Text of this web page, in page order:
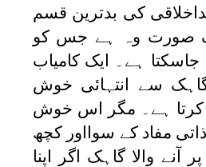
کی بدترین قسم
صورت وہ ہے جس کو
جاسکتا ہے۔ ایک کامیاب
گاہک سے انتہائی خوش
کرتا ہے۔ مگر اس خوش
مفاد کے سوااور کچھ
آنے والا گاہک اگر اپنا